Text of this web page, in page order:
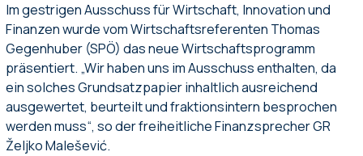
Im gestrigen Ausschuss für Wirtschaft, Innovation und
Finanzen wurde vom Wirtschaftsreferenten Thomas
Gegenhuber (SPÖ) das neue Wirtschaftsprogramm
präsentiert. „Wir haben uns im Ausschuss enthalten, da
ein solches Grundsatzpapier inhaltlich ausreichend
ausgewertet, beurteilt und fraktionsintern besprochen
werden muss“, so der freiheitliche Finanzsprecher GR
Željko Malešević.